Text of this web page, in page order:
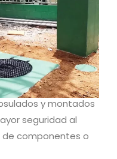
y montados
seguridad al
de componentes o